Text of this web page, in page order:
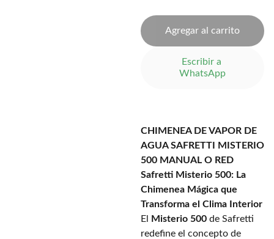
Agregar al carrito
Escribir a
WhatsApp
CHIMENEA DE VAPOR DE
AGUA SAFRETTI MISTERIO
500 MANUAL O RED
Safretti Misterio 500: La
Chimenea Mágica que
Transforma el Clima Interior
El
Misterio 500 de Safretti
redefine el concepto de